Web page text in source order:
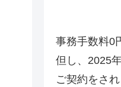
事務手数料0
但し、2025
ご契約をさ